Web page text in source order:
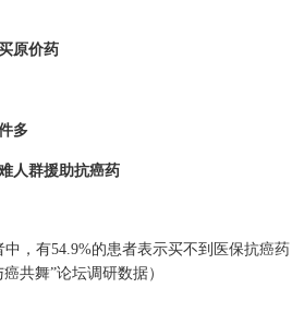
原价药
多
人群援助抗癌药
中，有54.9%的患者表示买不到医保抗癌
共舞”论坛调研数据）